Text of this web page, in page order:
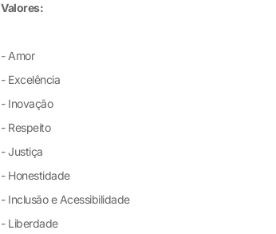
Valores:
- Amor
- Excelência
- Inovação
- Respeito
- Justiça
- Honestidade
- Inclusão e Acessibilidade
- Liberdade